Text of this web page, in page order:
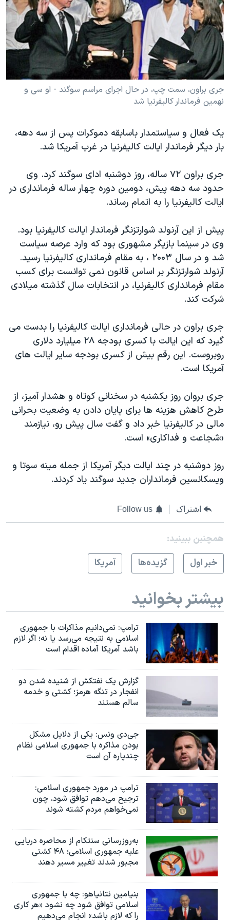
فرهنگ و زندگی
حقوق شهروندی
اقتصادی
علم و فناوری
گالری عکس
مستندها
انتخابات ریاست جمهوری آمریکا ۲۰۲۴
حمله جمهوری اسلامی به اسرائیل
رمز مهسا
اعتراضات زن، زندگی، آزادی
تریبونال مردمی آبان ۹۸
چهل سال گروگان‌گیری
قانون شفافیت دارائی کادر رهبری ایران
اسرائیل در جنگ
نرگس محمدی برنده جایزه نوبل صلح
همایش محافظه‌کاران آمریکا «سی‌پک»
صفحه‌های ویژه
دنبال کنید
زبانهای مختلف
جری براون، سمت چپ، در حال اجرای مراسم سوگند - او سی و
نهمین فرماندار کالیفرنیا شد
یک فعال و سیاستمدار باسابقه دموکرات پس از سه دهه،
بار دیگر فرماندار ایالت کالیفرنیا در غرب آمریکا شد.
جری براون ۷۲ ساله، روز دوشنبه ادای سوگند کرد. وی
حدود سه دهه پیش، دومین دوره چهار ساله فرمانداری در
ایالت کالیفرنیا را به اتمام رساند.
پیش از این آرنولد شوارتزنگر فرماندار ایالت کالیفرنیا بود.
وی در سینما بازیگر مشهوری بود که وارد عرصه سیاست
شد و در سال ۲۰۰۳ ، به مقام فرمانداری کالیفرنیا رسید.
آرنولد شوارتزنگر بر اساس قانون نمی توانست برای کسب
مقام فرمانداری کالیفرنیا، در انتخابات سال گذشته میلادی
شرکت کند.
جری براون در حالی فرمانداری ایالت کالیفرنیا را بدست می
گیرد که این ایالت با کسری بودجه ۲۸ میلیارد دلاری
روبروست. این رقم بیش از کسری بودجه سایر ایالت های
آمریکا است.
جری بروان روز یکشنبه در سخنانی کوتاه و هشدار آمیز، از
طرح کاهش هزینه ها برای پایان دادن به وضعیت بحرانی
مالی در کالیفرنیا خبر داد و گفت سال پیش رو، نیازمند
«شجاعت و فداکاری» است.
روز دوشنبه در چند ایالت دیگر آمریکا از جمله مینه سوتا و
ویسکانسین فرمانداران جدید سوگند یاد کردند.
اشتراک Follow us
همچنبن ببینید:
خبر اول
گزيده‌ها آمريکا
بیشتر بخوانید
ترامپ: نمی‌دانیم مذاکرات با جمهوری
اسلامی به نتیجه می‌رسد یا نه؛ اگر لازم
باشد آمریکا آماده اقدام است
گزارش یک نفتکش از شنیده شدن دو
انفجار در تنگه هرمز؛ کشتی و خدمه
سالم هستند
جی‌دی ونس: یکی از دلایل مشکل
بودن مذاکره با جمهوری اسلامی نظام
چندپاره آن است
ترامپ در مورد جمهوری اسلامی:
ترجیح می‌دهم توافق شود، چون
نمی‌خواهم مردم کشته شوند
به‌روزرسانی سنتکام از محاصره دریایی
علیه جمهوری اسلامی؛ ۴۸ کشتی
مجبور شدند تغییر مسیر دهند
بنیامین نتانیاهو: چه با جمهوری
اسلامی توافق شود چه نشود «هر کاری
را که لازم باشد» انجام می‌دهیم